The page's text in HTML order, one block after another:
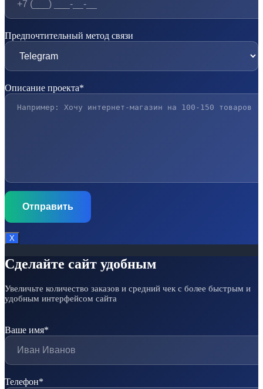
Предпочтительный метод связи
Описание проекта*
Х
Сделайте сайт удобным
Увеличьте количество заказов и средний чек с более быстрым и
удобным интерфейсом сайта
Ваше имя*
Телефон*